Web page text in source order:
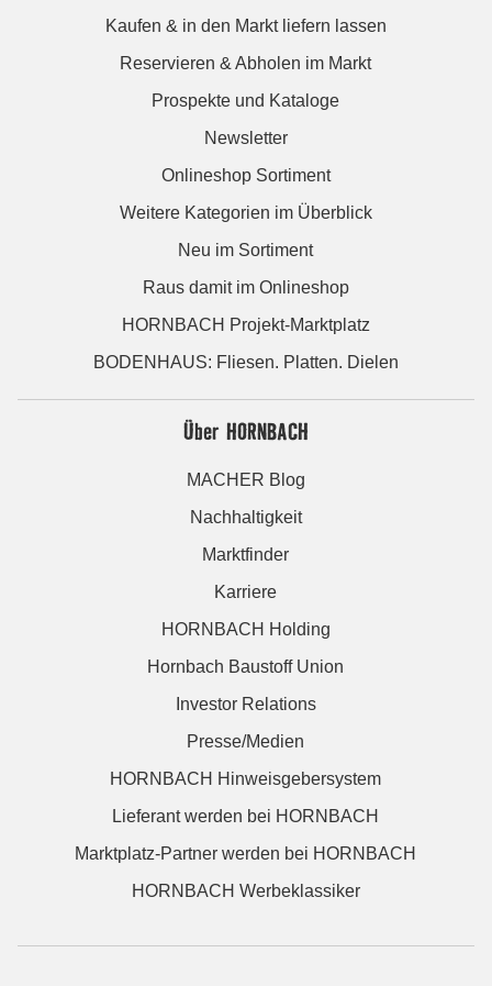
Kaufen & in den Markt liefern lassen
Reservieren & Abholen im Markt
Prospekte und Kataloge
Newsletter
Onlineshop Sortiment
Weitere Kategorien im Überblick
Neu im Sortiment
Raus damit im Onlineshop
HORNBACH Projekt-Marktplatz
BODENHAUS: Fliesen. Platten. Dielen
Über HORNBACH
MACHER Blog
Nachhaltigkeit
Marktfinder
Karriere
HORNBACH Holding
Hornbach Baustoff Union
Investor Relations
Presse/Medien
HORNBACH Hinweisgebersystem
Lieferant werden bei HORNBACH
Marktplatz-Partner werden bei HORNBACH
HORNBACH Werbeklassiker